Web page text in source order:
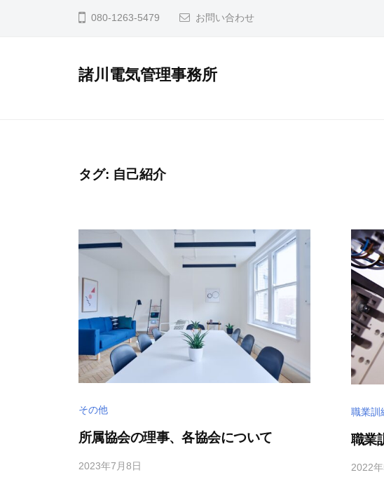
080-1263-5479 お問い合わせ
諸川電気管理事務所
タグ: 自己紹介
その他
所属協会の理事、各協会について
2023年7月8日
職業訓
職業
2022